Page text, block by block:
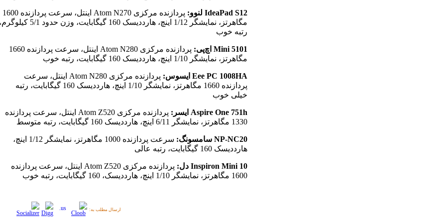
IdeaPad S12 لنوو:
پردازنده مرکزی Atom N270 اینتل، سرعت پردازنده 1600
مگاهرتز، نمایشگر 1/12 اینچ، هارددیسک 160 گیگابایت، وزن حدود 5/1 کیلوگرم،
رتبه خوب
Mini 5101 اچ‌پی:
پردازنده مرکزی Atom N280 اینتل، سرعت پردازنده 1660
مگاهرتز، نمایشگر 1/10 اینچ، هارددیسک 160 گیگابایت، رتبه خوب
Eee PC 1008HA ایسوس:
پردازنده مرکزی Atom N280 اینتل، سرعت
پردازنده 1660 مگاهرتز، نمایشگر 1/10 اینچ، هارددیسک 160 گیگابایت، رتبه
خیلی خوب
Aspire One 751h ایسر:
پردازنده مرکزی Atom Z520 اینتل، سرعت پردازنده
1330 مگاهرتز، نمایشگر 6/11 اینچ، هارددیسک 160 گیگابایت، رتبه متوسط
NP-NC20 سامسونگ:
سرعت پردازنده 1000 مگاهرتز، نمایشگر 1/12 اینچ،
هارددیسک 160 گیگابایت، رتبه عالی
Inspiron Mini 10 دل:
پردازنده مرکزی Atom Z520 اینتل، سرعت پردازنده
1600 مگاهرتز، نمایشگر 1/10 اینچ، هارددیسک، 160 گیگابایت، رتبه خوب
ارسال مطلب به: